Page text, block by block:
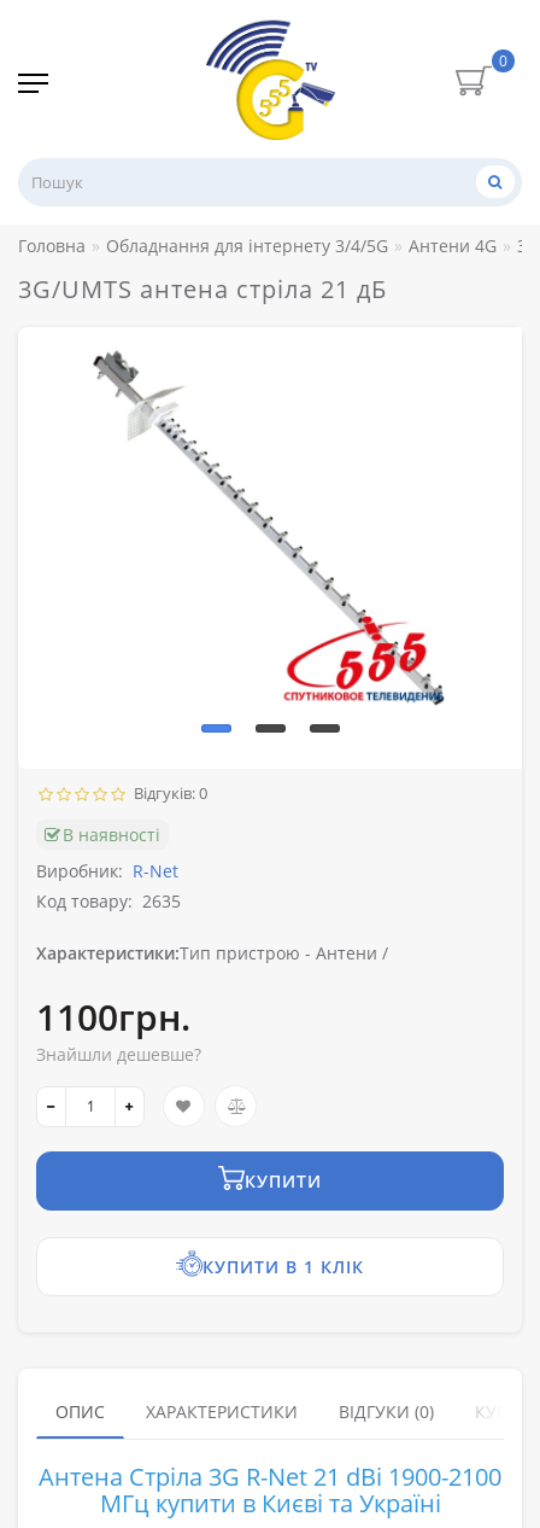
0
Головна Обладнання для інтернету 3/4/5G Антени 4G
3G/UMTS антена стріла 21 дБ
Відгуків: 0
В наявності
Виробник: R-Net
Код товару: 2635
Характеристики:Тип пристрою - Антени /
1100грн.
Знайшли дешевше?
КУПИТИ
КУПИТИ В 1 КЛІК
ОПИС ХАРАКТЕРИСТИКИ ВІДГУКИ (0)
Антена Стріла 3G R-Net 21 dBi 1900-2100
МГц купити в Києві та Україні